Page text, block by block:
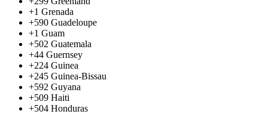
+1 Grenada
+590 Guadeloupe
+1 Guam
+502 Guatemala
+44 Guernsey
+224 Guinea
+245 Guinea-Bissau
+592 Guyana
+509 Haiti
+504 Honduras